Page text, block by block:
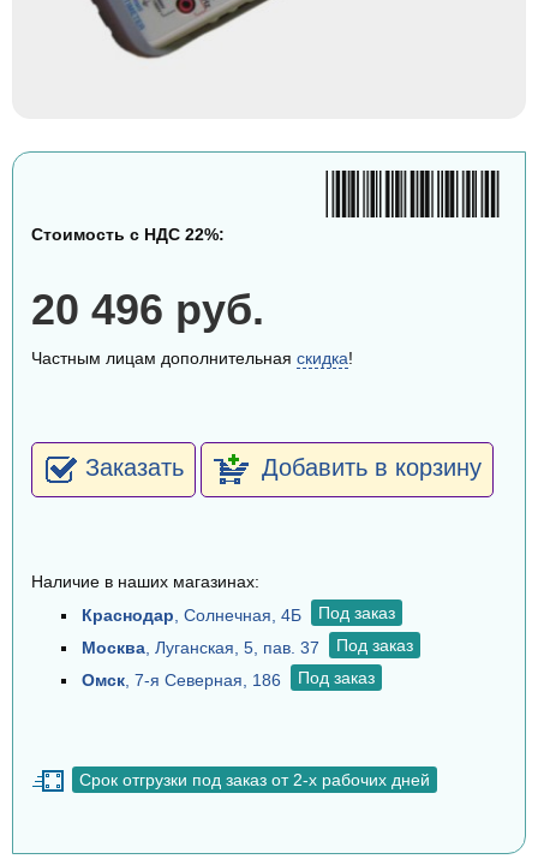
Стоимость с НДС 22%:
20 496 руб.
Частным лицам дополнительная скидка!
Заказать Добавить в корзину
Наличие в наших магазинах:
Краснодар , Солнечная, 4Б
Под заказ
Москва , Луганская, 5, пав. 37
Под заказ
Омск , 7-я Северная, 186 Под заказ
Срок отгрузки под заказ от 2-х рабочих дней